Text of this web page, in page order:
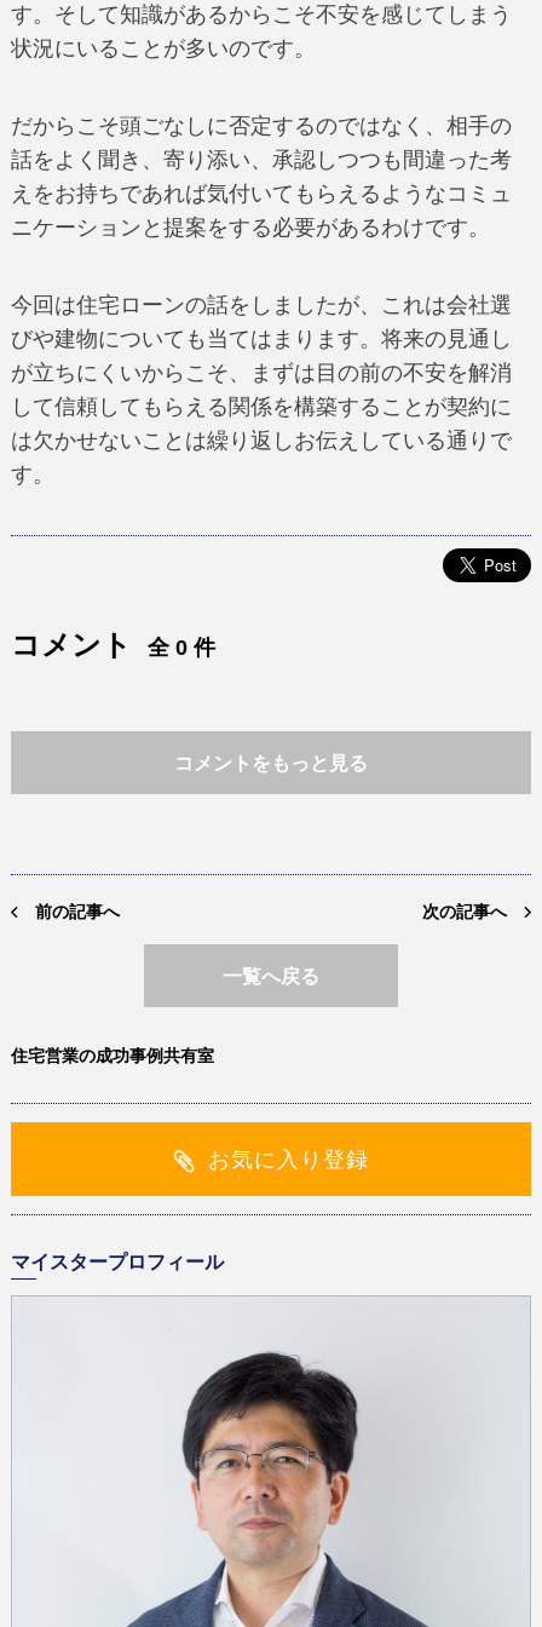
す。そして知識があるからこそ不安を感じてしまう
状況にいることが多いのです。
だからこそ頭ごなしに否定するのではなく、相手の
話をよく聞き、寄り添い、承認しつつも間違った考
えをお持ちであれば気付いてもらえるようなコミュ
ニケーションと提案をする必要があるわけです。
今回は住宅ローンの話をしましたが、これは会社選
びや建物についても当てはまります。将来の見通し
が立ちにくいからこそ、まずは目の前の不安を解消
して信頼してもらえる関係を構築することが契約に
は欠かせないことは繰り返しお伝えしている通りで
す。
コメント 全 0 件
コメントをもっと見る
前の記事へ 次の記事へ
一覧へ戻る
住宅営業の成功事例共有室
お気に入り登録
マイスタープロフィール